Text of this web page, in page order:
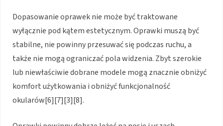
Dopasowanie oprawek nie może być traktowane
wyłącznie pod kątem estetycznym. Oprawki muszą być
stabilne, nie powinny przesuwać się podczas ruchu, a
także nie mogą ograniczać pola widzenia. Zbyt szerokie
lub niewłaściwie dobrane modele mogą znacznie obniżyć
komfort użytkowania i obniżyć funkcjonalność
okularów[6][7][3][8].